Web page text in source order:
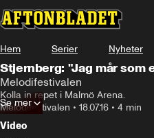
Hem Serier Nyheter
Stjernberg: "Jag mår som
Melodifestivalen
Kolla in repet i Malmö Arena.
Melodifestivalen • 18.07.16 • 4 min
Se mer
Video